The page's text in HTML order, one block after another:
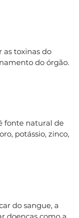
as toxinas do
do órgão.
fonte natural de
potássio, zinco,
do sangue, a
doenças como a